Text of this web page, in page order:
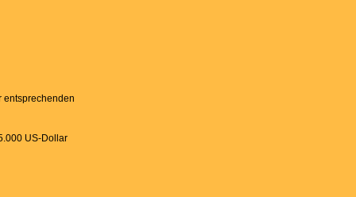
entsprechenden
US-Dollar